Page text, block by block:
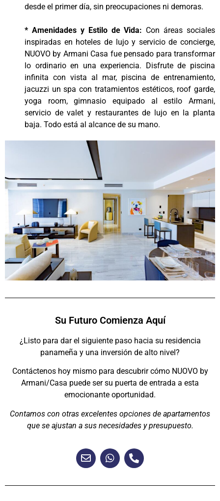
desde el primer día, sin preocupaciones ni demoras.
* Amenidades y Estilo de Vida: Con áreas sociales
inspiradas en hoteles de lujo y servicio de concierge,
NUOVO by Armani Casa fue pensado para transformar
lo ordinario en una experiencia. Disfrute de piscina
infinita con vista al mar, piscina de entrenamiento,
jacuzzi un spa con tratamientos estéticos, roof garde,
yoga room, gimnasio equipado al estilo Armani,
servicio de valet y restaurantes de lujo en la planta
baja. Todo está al alcance de su mano.
Su Futuro Comienza Aquí
¿Listo para dar el siguiente paso hacia su residencia
panameña y una inversión de alto nivel?
Contáctenos hoy mismo para descubrir cómo NUOVO by
Armani/Casa puede ser su puerta de entrada a esta
emocionante oportunidad.
Contamos con otras excelentes opciones de apartamentos
que se ajustan a sus necesidades y presupuesto.